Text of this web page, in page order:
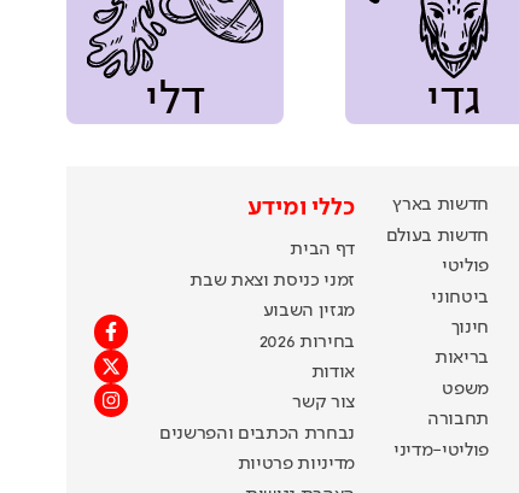
גדי דלי
חדשות בארץ
חדשות בעולם
פוליטי
ביטחוני
חינוך
בריאות
משפט
תחבורה
פוליטי-מדיני
כללי ומידע
דף הבית
זמני כניסת וצאת שבת
מגזין השבוע
בחירות 2026
אודות
צור קשר
נבחרת הכתבים והפרשנים
מדיניות פרטיות